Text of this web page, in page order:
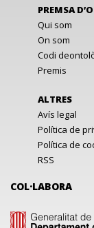
PREMSA
Qui som
On som
Codi
Premis
ALTRES
Avís legal
Política de
Política de
RSS
COL·LABORA